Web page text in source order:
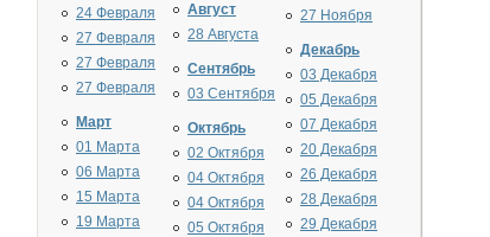
24 Февраля
27 Февраля
27 Февраля
27 Февраля
Март
01 Марта
06 Марта
15 Марта
19 Марта
Август
28 Августа
Сентябрь
03 Сентября
Октябрь
02 Октября
04 Октября
04 Октября
05 Октября
27 Ноября
Декабрь
03 Декабря
05 Декабря
07 Декабря
20 Декабря
26 Декабря
28 Декабря
29 Декабря